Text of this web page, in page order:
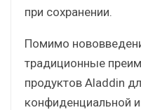
при сохранении.
Помимо
традиционные
продуктов Aladdin
конфиденциальной